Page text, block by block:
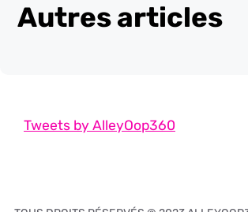
Autres articles
Tweets by AlleyOop360